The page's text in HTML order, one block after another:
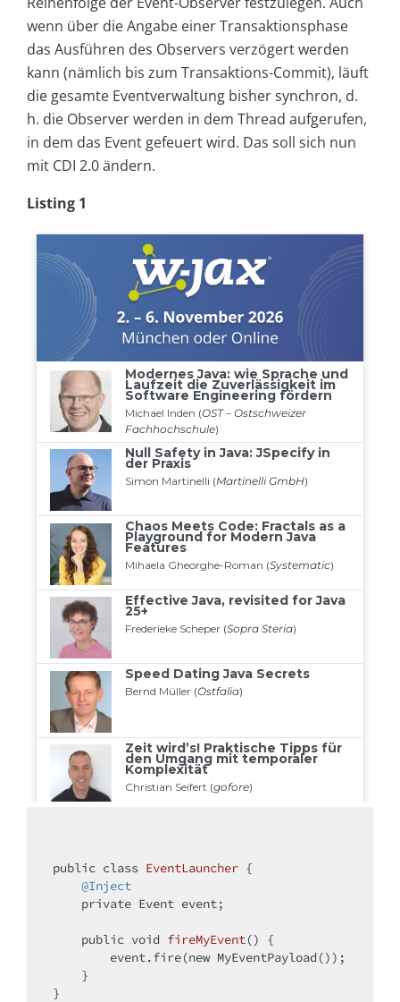
wenn über die Angabe einer Transaktionsphase
das Ausführen des Observers verzögert werden
kann (nämlich bis zum Transaktions-Commit), läuft
die gesamte Eventverwaltung bisher synchron, d.
h. die Observer werden in dem Thread aufgerufen,
in dem das Event gefeuert wird. Das soll sich nun
mit CDI 2.0 ändern.
Listing 1
public class EventLauncher {
@Inject
private Event event;
public void fireMyEvent()
{
        event.fire(
new MyEventPayload());
}